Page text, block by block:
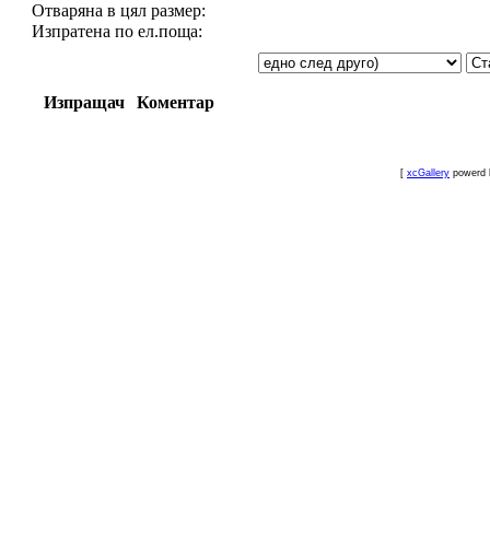
Отваряна в цял размер:
Изпратена по ел.поща:
Изпращач Коментар
[ xcGallery